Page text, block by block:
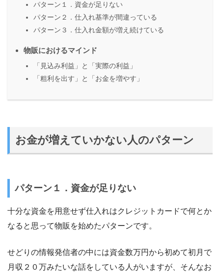
パターン１．資金が足りない
パターン２．仕入れ基準が間違っている
パターン３．仕入れ金額が増え続けている
物販におけるマインド
「見込み利益」と「実際の利益」
「粗利を出す」と「お金を増やす」
お金が増えていかない人のパターン
パターン１．資金が足りない
十分な資金を用意せず仕入れはクレジットカードで何とか
なると思って物販を始めたパターンです。
せどりの情報発信者の中には資金数万円から初めて初月で
月収２０万みたいな話をしている人がいますが、そんなお